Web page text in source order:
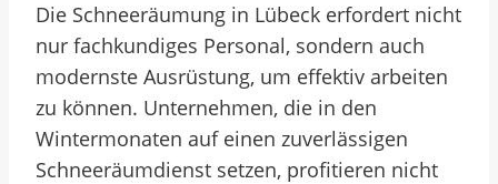
Die Schneeräumung in Lübeck erfordert nicht
nur fachkundiges Personal, sondern auch
modernste Ausrüstung, um effektiv arbeiten
zu können. Unternehmen, die in den
Wintermonaten auf einen zuverlässigen
Schneeräumdienst setzen, profitieren nicht